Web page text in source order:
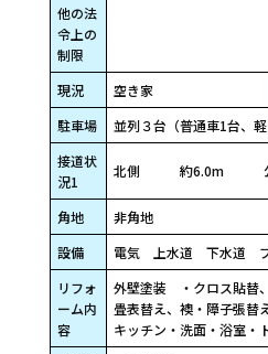
他の法
令上の
制限
現況
空き家
駐車場
並列３台（普通車1台、軽
接道状
況1
北側 約6.0m
角地
非角地
設備
電気 上水道 下水道 プ
リフォ
ーム内
容
外壁塗装 ・クロス貼替
畳表替え、襖・障子張替え
キッチン・洗面・浴室